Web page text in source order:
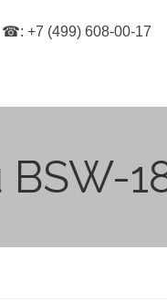
☎: +7 (499) 608-00-17